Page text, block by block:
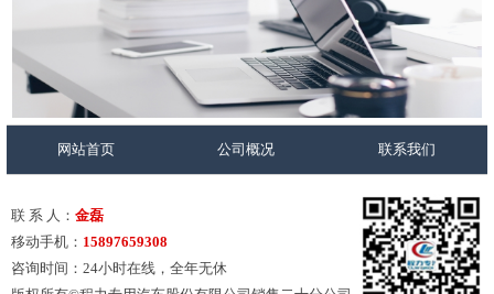
网站首页 公司概况 联系我们
联 系 人： 金磊
移动手机： 15897659308
咨询时间：24小时在线，全年无休